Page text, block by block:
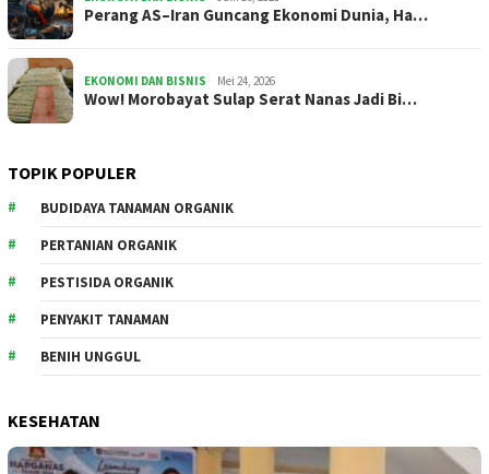
Perang AS–Iran Guncang Ekonomi Dunia, Ha…
EKONOMI DAN BISNIS Mei 24, 2026
Wow! Morobayat Sulap Serat Nanas Jadi Bi…
TOPIK POPULER
BUDIDAYA TANAMAN ORGANIK
PERTANIAN ORGANIK
PESTISIDA ORGANIK
PENYAKIT TANAMAN
BENIH UNGGUL
KESEHATAN